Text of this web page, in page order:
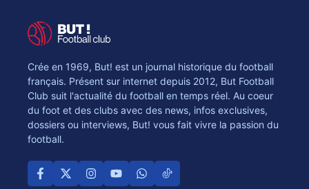
Crée en 1969, But! est un journal historique du football
français. Présent sur internet depuis 2012, But Football
Club suit l'actualité du football en temps réel. Au coeur
du foot et des clubs avec des news, infos exclusives,
dossiers ou interviews, But! vous fait vivre la passion du
football.